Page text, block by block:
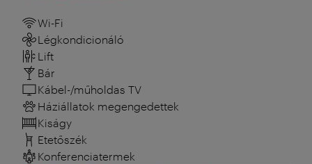
Wi-Fi
Légkondicionáló
Lift
Bár
Kábel-/műholdas TV
Háziállatok megengedettek
Kiságy
Etetőszék
Konferenciatermek